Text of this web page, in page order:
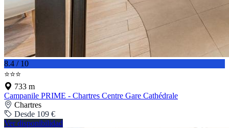
8.4 / 10
⭐⭐⭐
733 m
Campanile PRIME - Chartres Centre Gare Cathédrale
Chartres
Desde 109 €
Ver disponibilidad